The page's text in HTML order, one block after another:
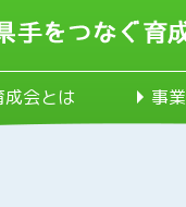
成会とは 事